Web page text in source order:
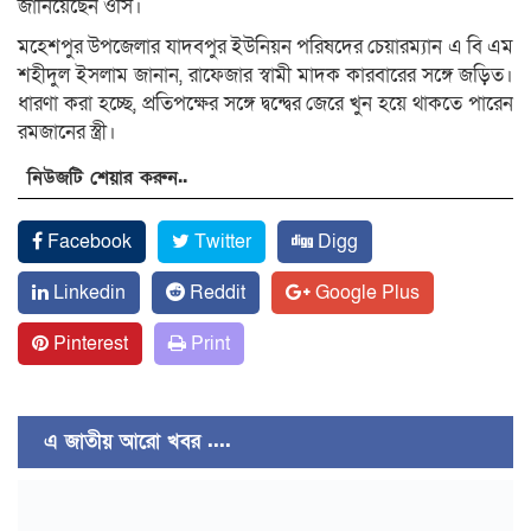
জানিয়েছেন ওসি।
মহেশপুর উপজেলার যাদবপুর ইউনিয়ন পরিষদের চেয়ারম্যান এ বি এম
শহীদুল ইসলাম জানান, রাফেজার স্বামী মাদক কারবারের সঙ্গে জড়িত।
ধারণা করা হচ্ছে, প্রতিপক্ষের সঙ্গে দ্বন্দ্বের জেরে খুন হয়ে থাকতে পারেন
রমজানের স্ত্রী।
নিউজটি শেয়ার করুন..
Facebook Twitter
Digg
Linkedin
Reddit
Google Plus
Pinterest
Print
এ জাতীয় আরো খবর ....